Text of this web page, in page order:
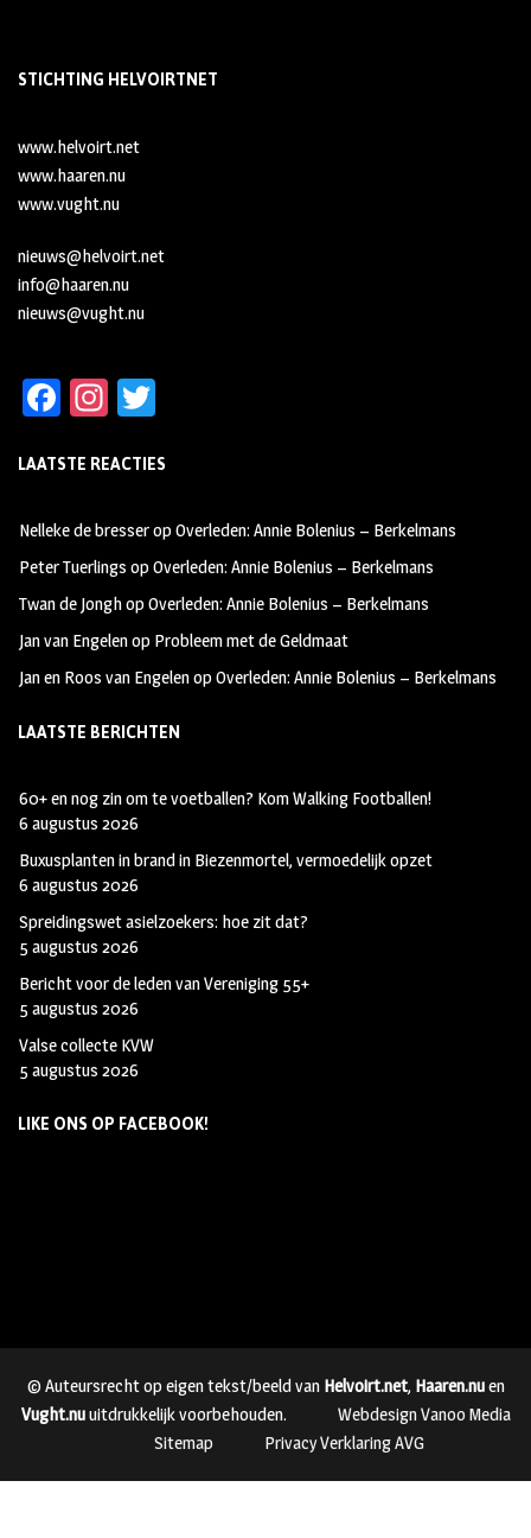
STICHTING HELVOIRTNET
www.helvoirt.net
www.haaren.nu
www.vught.nu
nieuws@helvoirt.net
info@haaren.nu
nieuws@vught.nu
Fa
b
oo
k
In
ag
m
tt
LAATSTE REACTIES
Nelleke de bresseropOverleden: Annie Bolenius – Berkelmans
Peter Tuerlings opOverleden: Annie Bolenius – Berkelmans
Twan de JonghopOverleden: Annie Bolenius – Berkelmans
Jan van Engelenop Probleem met de Geldmaat
Jan en Roos van EngelenopOverleden: Annie Bolenius – Berkelmans
LAATSTE BERICHTEN
60+ en nog zin om te voetballen? Kom Walking Footballen!
6 augustus 2026
Buxusplanten in brand in Biezenmortel, vermoedelijk opzet
6 augustus 2026
Spreidingswet asielzoekers: hoe zit dat?
5 augustus 2026
Bericht voor de leden van Vereniging 55+
5 augustus 2026
Valse collecte KVW
5 augustus 2026
LIKE ONS OP FACEBOOK!
© Auteursrecht op eigen tekst/beeld van Helvoirt.net, Haaren.nuen
Vught.nuuitdrukkelijk voorbehouden.
Webdesign Vanoo Media
Sitemap
Privacy Verklaring AVG